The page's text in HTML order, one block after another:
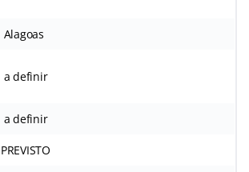
Alagoas
a definir
a definir
PREVISTO